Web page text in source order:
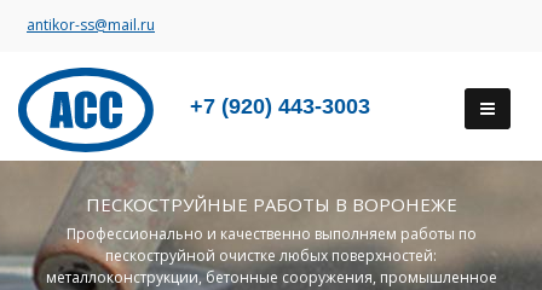
antikor-ss@mail.ru
+7 (920) 443-3003
ПЕСКОСТРУЙНЫЕ РАБОТЫ В ВОРОНЕЖЕ
Профессионально и качественно выполняем работы по
пескоструйной очистке любых поверхностей:
металлоконструкции, бетонные сооружения, промышленное